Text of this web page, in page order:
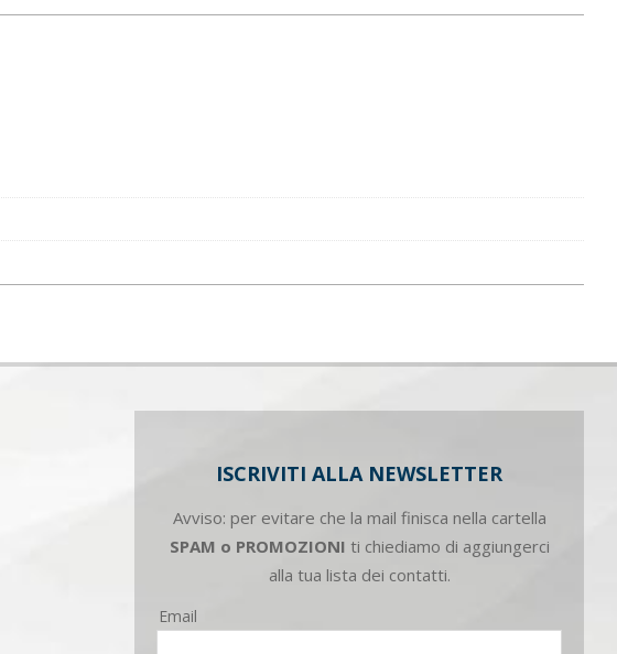
ISCRIVITI ALLA NEWSLETTER
Avviso: per evitare che la mail finisca nella cartella
SPAM o PROMOZIONI ti chiediamo di aggiungerci
alla tua lista dei contatti.
Email